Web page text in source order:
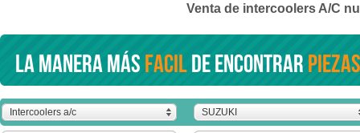
Venta de intercoolers A/C
La manera másfacilde encontrar
Intercoolers a/c SUZUKI